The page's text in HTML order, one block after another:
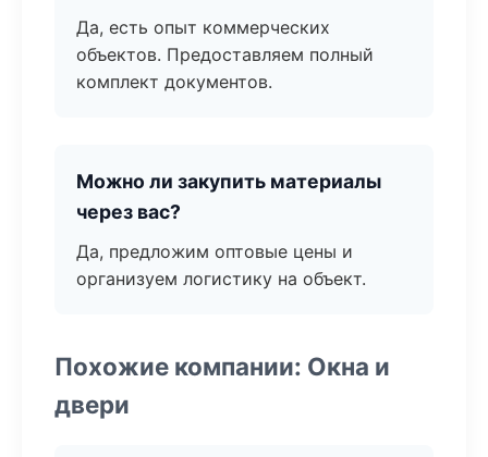
Да, есть опыт коммерческих
объектов. Предоставляем полный
комплект документов.
Можно ли закупить материалы
через вас?
Да, предложим оптовые цены и
организуем логистику на объект.
Похожие компании: Окна и
двери